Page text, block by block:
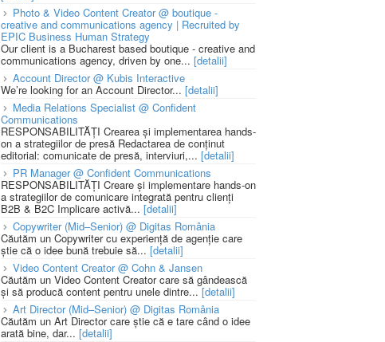
Photo & Video Content Creator @ boutique -
creative and communications agency | Recruited by
EPIC Business Human Strategy
Our client is a Bucharest based boutique - creative and
communications agency, driven by one... [detalii]
Account Director @ Kubis Interactive
We’re looking for an Account Director... [detalii]
Media Relations Specialist @ Confident
Communications
RESPONSABILITĂȚI Crearea și implementarea hands-
on a strategiilor de presă Redactarea de conținut
editorial: comunicate de presă, interviuri,... [detalii]
PR Manager @ Confident Communications
RESPONSABILITĂȚI Creare și implementare hands-on
a strategiilor de comunicare integrată pentru clienți
B2B & B2C Implicare activă... [detalii]
Copywriter (Mid–Senior) @ Digitas România
Căutăm un Copywriter cu experiență de agenție care
știe că o idee bună trebuie să... [detalii]
Video Content Creator @ Cohn & Jansen
Căutăm un Video Content Creator care să gândească
și să producă content pentru unele dintre... [detalii]
Art Director (Mid–Senior) @ Digitas România
Căutăm un Art Director care știe că e tare când o idee
arată bine, dar... [detalii]